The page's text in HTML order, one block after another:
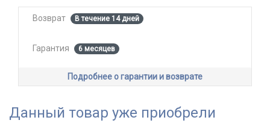
Возврат В течение 14 дней
Гарантия 6 месяцев
Подробнее о гарантии и возврате
Данный товар уже приобрели